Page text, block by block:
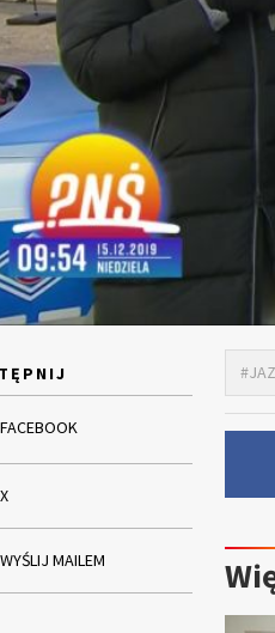
FACEBOOK
X
WYŚLIJ MAILEM